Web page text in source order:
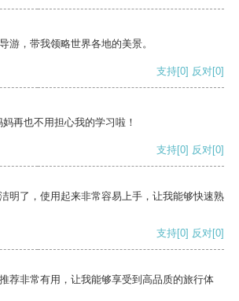
游，带我领略世界各地的美景。
支持[0] 反对[0]
再也不用担心我的学习啦！
支持[0] 反对[0]
明了，使用起来非常容易上手，让我能够快速熟
支持[0] 反对[0]
荐非常有用，让我能够享受到高品质的旅行体